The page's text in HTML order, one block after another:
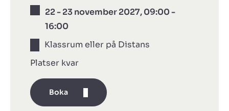
22 - 23 november 2027, 09:00 -
16:00
Klassrum eller på Distans
Platser kvar
Boka